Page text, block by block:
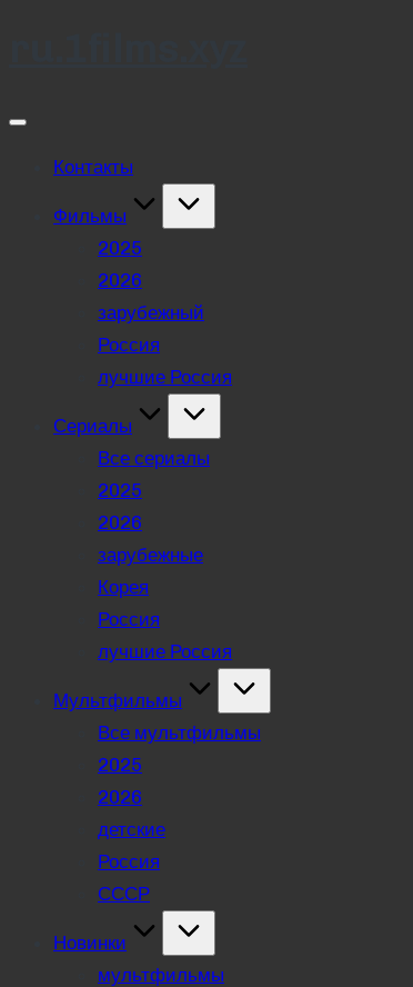
Контакты
Фильмы
2025
2026
зарубежный
Россия
лучшие Россия
Сериалы
Все сериалы
2025
2026
зарубежные
Корея
Россия
лучшие Россия
Мультфильмы
Все мультфильмы
2025
2026
детские
Россия
СССР
Новинки
мультфильмы